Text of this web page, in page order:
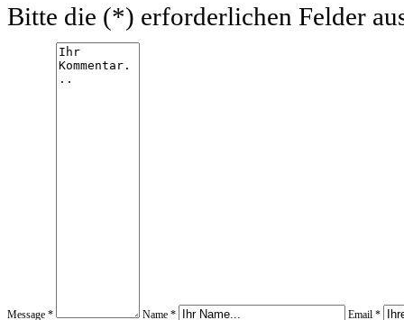
Bitte die (*) erforderlichen Felder
Message * Name * Email *